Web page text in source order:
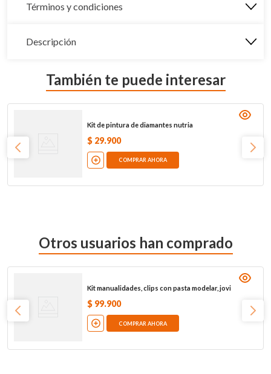
Términos y condiciones
Descripción
También te puede interesar
Kit de pintura de diamantes nutria
$ 29.900
COMPRAR AHORA
Otros usuarios han comprado
Kit manualidades, clips con pasta modelar, jovi
$ 99.900
COMPRAR AHORA